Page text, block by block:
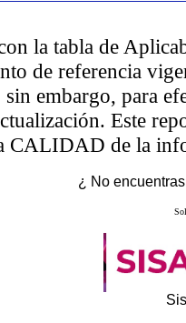
la tabla de
de referencia
embargo, para
Este
CALIDAD de la
¿ No